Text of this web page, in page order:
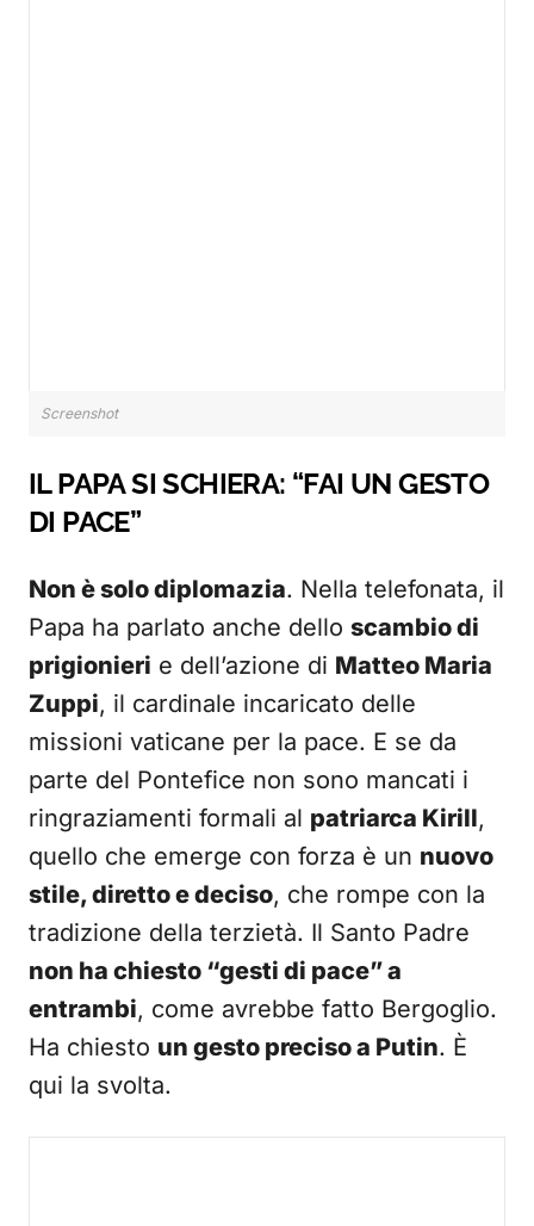
Screenshot
IL PAPA SI SCHIERA: “FAI UN GESTO
DI PACE”
Non è solo diplomazia. Nella telefonata, il
Papa ha parlato anche dello scambio di
prigionieri e dell’azione di Matteo Maria
Zuppi, il cardinale incaricato delle
missioni vaticane per la pace. E se da
parte del Pontefice non sono mancati i
ringraziamenti formali al patriarca Kirill,
quello che emerge con forza è un nuovo
stile, diretto e deciso, che rompe con la
tradizione della terzietà. Il Santo Padre
non ha chiesto “gesti di pace” a
entrambi, come avrebbe fatto Bergoglio.
Ha chiesto un gesto preciso a Putin. È
qui la svolta.